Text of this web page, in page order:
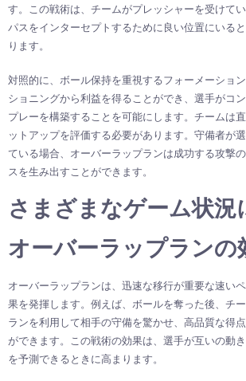
す。この戦術は、チームがプレッシャーを受けて
パスをインターセプトするために良い位置にいる
ります。
対照的に、ボール保持を重視するフォーメーショ
ショニングから利益を得ることができ、選手がコン
プレーを構築することを可能にします。チームは
ットアップを評価する必要があります。守備者が
ている場合、オーバーラップランは成功する攻撃
スを生み出すことができます。
さまざまなゲーム状況
オーバーラップランの
オーバーラップランは、迅速な移行が重要な速い
果を発揮します。例えば、ボールを奪った後、チ
ランを利用して相手の守備を驚かせ、高品質な得
ができます。この戦術の効果は、選手が互いの動
を予測できるときに高まります。